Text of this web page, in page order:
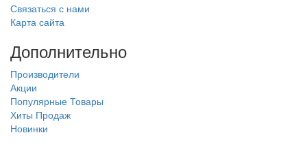
Связаться с нами
Карта сайта
Дополнительно
Производители
Акции
Популярные Товары
Хиты Продаж
Новинки